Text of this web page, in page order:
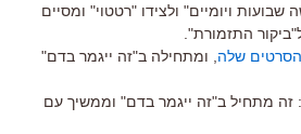
שלושה שבועות ויומיים" ולצידו "רטטוי" ומסיים
התזמורת".
שלה , ומתחילה ב"זה ייגמר בדם"
: זה מתחיל ב"זה ייגמר בדם" וממשיך עם